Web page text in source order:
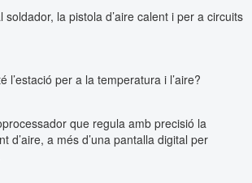
la pistola d’aire calent i per a circuits
l’estació per a la temperatura i l’aire?
que regula amb precisió la
d’aire, a més d’una pantalla digital per